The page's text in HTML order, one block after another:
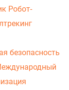
Робот-
безопасность